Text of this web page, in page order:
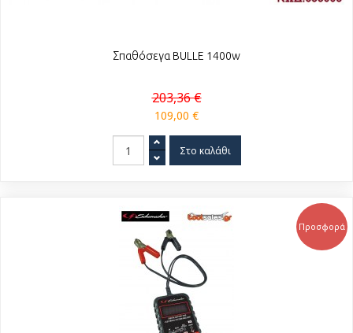
Σπαθόσεγα BULLE 1400w
203,36 €
109,00 €
Προσφορά